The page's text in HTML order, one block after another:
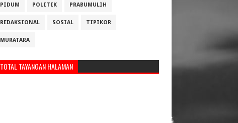
PIDUM POLITIK PRABUMULIH
REDAKSIONAL SOSIAL TIPIKOR
MURATARA
TOTAL TAYANGAN HALAMAN